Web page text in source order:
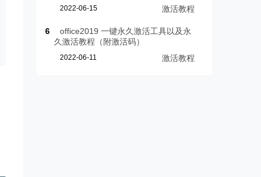
2022-06-15 激活教程
6
office2019 一键永久激活工具以及永
久激活教程（附激活码）
2022-06-11 激活教程